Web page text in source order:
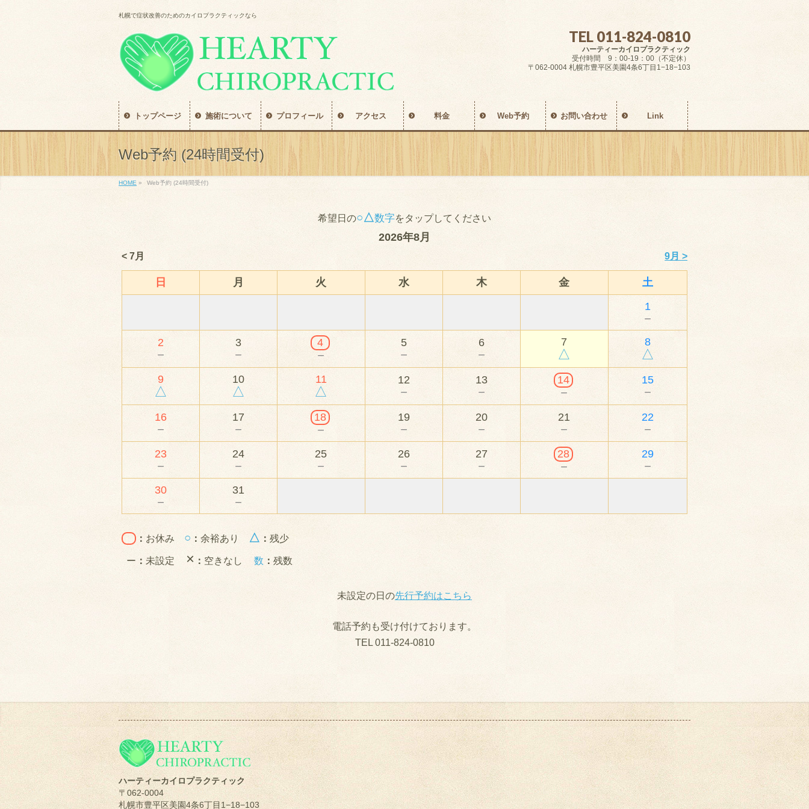
札幌で症状改善のためのカイロプラクティックなら
TEL 011-824-0810
ハーティーカイロプラクティック
受付時間 9：00-19：00（不定休）
〒062-0004 札幌市豊平区美園4条6丁目1−18−103
トップページ 施術について プロフィール アクセス 料金 Web予約 お問い合わせ Link
Web予約 (24時間受付)
HOME » Web予約 (24時間受付)
希望日の○△数字をタップしてください
2026年8月
< 7月 9月 >
日 月 火 水 木 金
土
1
－
2
－
3
－
4
－
5
－
6
－
7
△
8
△
9
△
10
△
11
△
12
－
13
－
14
－
15
－
16
－
17
－
18
－
19
－
20
－
21
－
22
－
23
－
24
－
25
－
26
－
27
－
28
－
29
－
30
－
31
－
： お休み ○ ： 余裕あり △ ： 残少
ー ： 未設定 × ： 空きなし 数 ： 残数
未設定の日の先行予約はこちら
電話予約も受け付けております。
TEL 011-824-0810
ハーティーカイロプラクティック
〒062-0004
札幌市豊平区美園4条6丁目1−18−103